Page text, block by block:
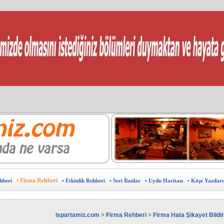
? ÜCRETSİZ ekleyin.
yararlanın.
doğru adresKıbrıs Pazarı
verebilir ,sponsor olabilirsiniz.
haritası
• Firma Rehberi • Etkinlik Rehberi • Seri İlanlar • Uydu Haritası • Köşe Yazıları
ispartamiz.com > Firma Rehberi > Firma Hata Şikayet